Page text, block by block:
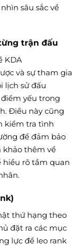
sâu sắc về
trận đấu
KDA
và sự tham gia
lịch sử đấu
yếu trong
Điều này cũng
kiểm tra tình
để đảm bảo
khảo thêm về
hiểu rõ tầm quan
thứ hạng theo
đặt ra các mục
lực để leo rank